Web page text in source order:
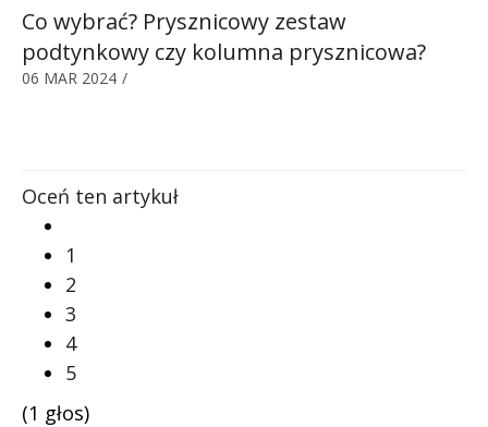
Co wybrać? Prysznicowy zestaw
podtynkowy czy kolumna prysznicowa?
06 MAR 2024 /
Oceń ten artykuł
1
2
3
4
5
(1 głos)